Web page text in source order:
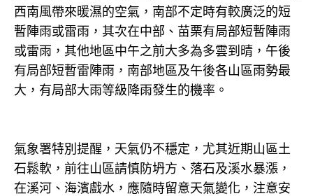
西南風帶來暖濕的空氣，南部不定時有較廣泛的短
暫陣雨或雷雨，其次在中部、苗栗有局部短暫陣雨
或雷雨，其他地區中午之前大多為多雲到晴，午後
有局部短暫雷陣雨，南部地區及午後各山區雨勢最
大，有局部大雨等級降雨發生的機率。
氣象署特別提醒，天氣仍不穩定，尤其近期山區土
石鬆軟，前往山區請慎防坍方、落石及溪水暴漲，
在溪河、海濱戲水，應隨時留意天氣變化，注意安